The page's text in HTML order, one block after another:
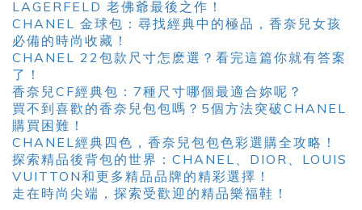
LAGERFELD 老佛爺最後之作！
CHANEL 金球包：尋找經典中的極品，香奈兒女孩
必備的時尚收藏！
CHANEL 22包款尺寸怎麽選？看完這篇你就有答案
了！
香奈兒CF經典包：7種尺寸哪個最適合妳呢？
買不到喜歡的香奈兒包包嗎？5個方法突破CHANEL
購買困難！
CHANEL經典四色，香奈兒包包色彩選購全攻略！
探索精品後背包的世界：CHANEL、DIOR、LOUIS
VUITTON和更多精品品牌的精彩選擇！
走在時尚尖端，探索受歡迎的精品樂福鞋！